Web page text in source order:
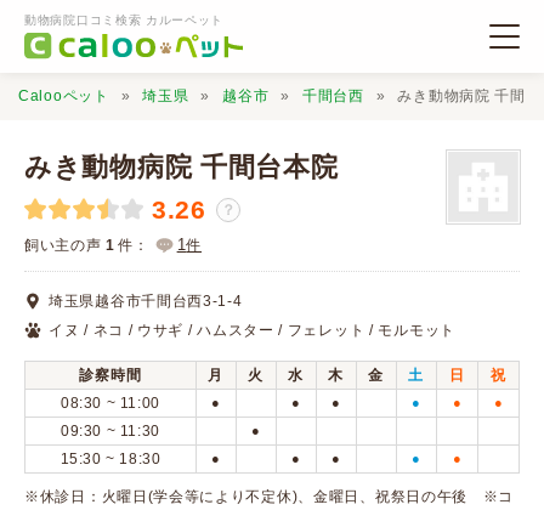
動物病院口コミ検索 カルーペット
動物病院検索
口コミ検索
Calooペットとは？
口コミ投稿
Calooペット 埼玉県 越谷市 千間台西 みき動物病院 千間台
みき動物病院 千間台本院
3.26 ？
飼い主の声 1 件： 1件
埼玉県越谷市千間台西3-1-4
イヌ / ネコ / ウサギ / ハムスター / フェレット / モルモット
診察時間 月 火 水 木 金 土 日
祝
08:30 ~ 11:00
● ● ● ● ● ●
09:30 ~ 11:30 ●
15:30 ~ 18:30 ● ● ● ● ●
※休診日：火曜日(学会等により不定休)、金曜日、祝祭日の午後 ※コ